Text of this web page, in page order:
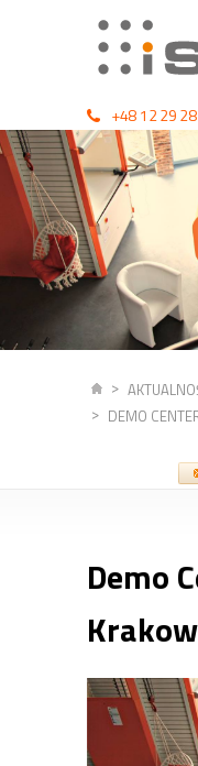
+48 12 29
DEMO
Demo